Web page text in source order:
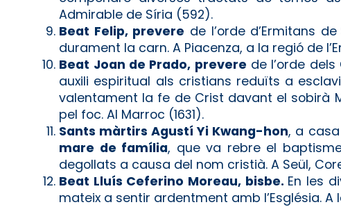
Admirable de Síria (592).
Beat Felip, prevere de l’orde d’Ermitans
durament la carn. A Piacenza, a la regió de
Beat Joan de Prado, prevere de l’orde
auxili espiritual als cristians reduïts a
valentament la fe de Crist davant el sobirà
pel foc. Al Marroc (1631).
Sants màrtirs Agustí Yi Kwang-hon, a
mare de família, que va rebre el
degollats a causa del nom cristià. A Seül,
Beat Lluís Ceferino Moreau, bisbe. En les
mateix a sentir ardentment amb l’Església.